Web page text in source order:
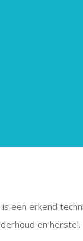
is een erkend
en herstel.